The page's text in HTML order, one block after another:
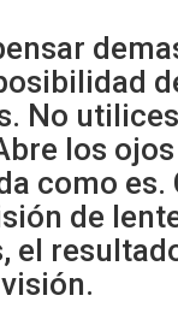
No
los
como es.
de
el